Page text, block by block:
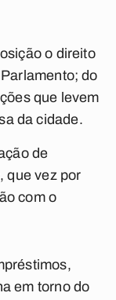
o direito
do
que levem
da cidade.
de
que vez por
com o
em torno do